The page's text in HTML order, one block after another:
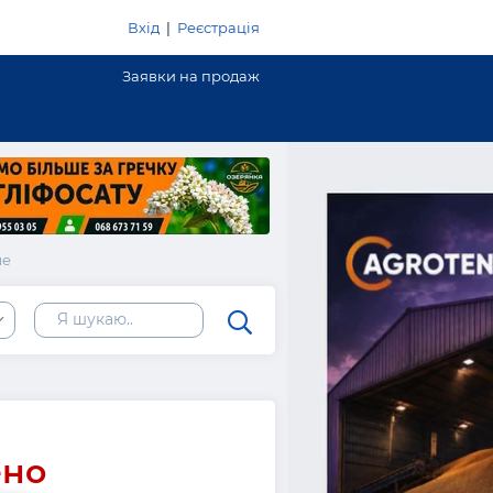
Вхід | Реєстрація
Заявки на продаж